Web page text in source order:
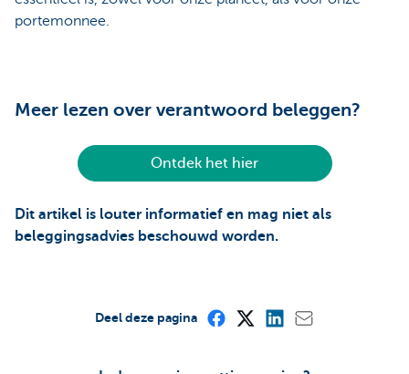
portemonnee.
Meer lezen over verantwoord beleggen?
Ontdek het hier
Dit artikel is louter informatief en mag niet als
beleggingsadvies beschouwd worden.
Deel deze pagina